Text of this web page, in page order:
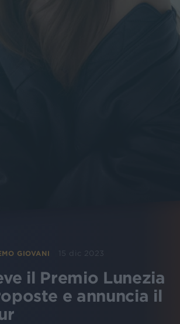
GIOVANI 15 dic 2023
il Premio Lunezia
e annuncia il